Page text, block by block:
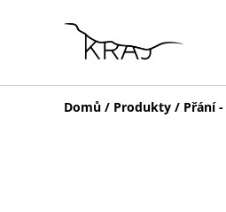
Domů / Produkty / Přání